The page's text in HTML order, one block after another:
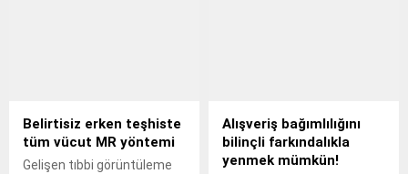
Belirtisiz erken teşhiste
tüm vücut MR yöntemi
Gelişen tıbbi görüntüleme
Alışveriş bağımlılığını
bilinçli farkındalıkla
yenmek mümkün!